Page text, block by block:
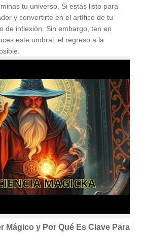
tu universo. Si estás listo para
y convertirte en el artífice de tu
de inflexión. Sin embargo, ten en
este umbral, el regreso a la
Mágico y Por Qué Es Clave Para